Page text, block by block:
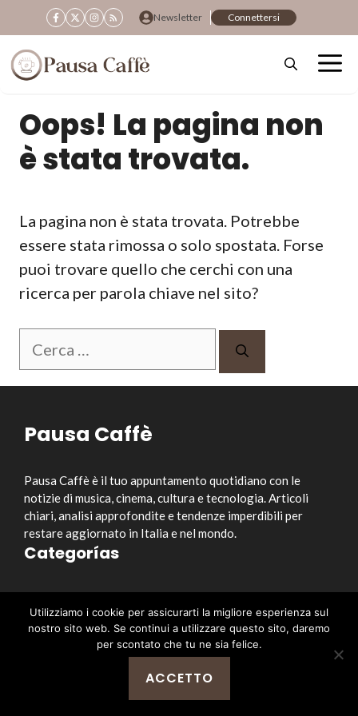
al
contenuto
Newsletter Connettersi
Oops! La pagina non
è stata trovata.
La pagina non è stata trovata. Potrebbe
essere stata rimossa o solo spostata. Forse
puoi trovare quello che cerchi con una
ricerca per parola chiave nel sito?
Ricerca
Pausa Caffè
Pausa Caffè è il tuo appuntamento quotidiano con le
notizie di musica, cinema, cultura e tecnologia. Articoli
chiari, analisi approfondite e tendenze imperdibili per
restare aggiornato in Italia e nel mondo.
Categorías
Musica
Cinema e Serie TV
Style&Culture
Enlaces útiles
Utilizziamo i cookie per assicurarti la migliore esperienza sul
nostro sito web. Se continui a utilizzare questo sito, daremo
per scontato che tu ne sia felice.
ACCETTO